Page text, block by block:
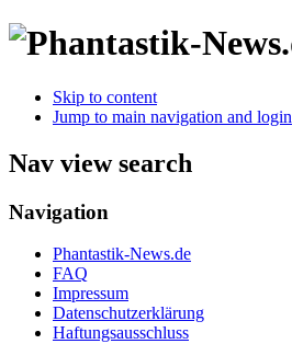
Skip to content
Jump to main navigation and login
Nav view search
Navigation
Phantastik-News.de
FAQ
Impressum
Datenschutzerklärung
Haftungsausschluss